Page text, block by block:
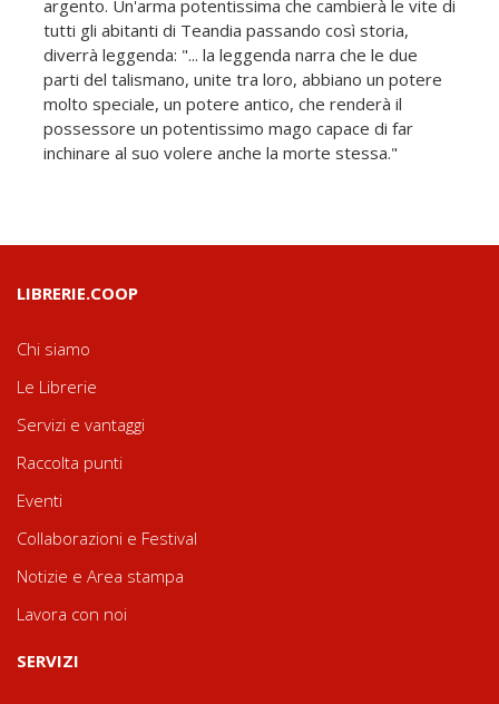
argento. Un'arma potentissima che cambierà le vite di
tutti gli abitanti di Teandia passando così storia,
diverrà leggenda: "... la leggenda narra che le due
parti del talismano, unite tra loro, abbiano un potere
molto speciale, un potere antico, che renderà il
possessore un potentissimo mago capace di far
inchinare al suo volere anche la morte stessa."
LIBRERIE.COOP
Chi siamo
Le Librerie
Servizi e vantaggi
Raccolta punti
Eventi
Collaborazioni e Festival
Notizie e Area stampa
Lavora con noi
SERVIZI